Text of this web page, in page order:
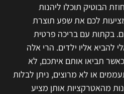
הבוטיק תוכלו ליהנות
לכם את שפע תוצרת
בקתות עם בריכה פרטית
להביא אליו ילדים. הרי אלה
תביאו אותם איתכם, לא
או לא מרוצים, ניתן לבלות
מהאטרקציות אותן מציע